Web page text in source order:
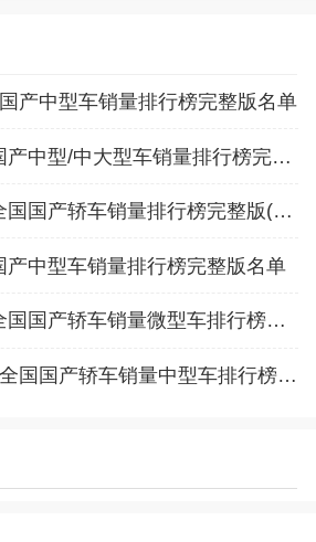
产中型车销量排行榜完整版名单
2016年3月国产中型/中大型车销量排行榜完整版名单
2025年6月全国国产轿车销量排行榜完整版(出口量
产中型车销量排行榜完整版名单
2026年4月全国国产轿车销量微型车排行榜完整版(出口量
2023年10月全国国产轿车销量中型车排行榜完整版(零售量